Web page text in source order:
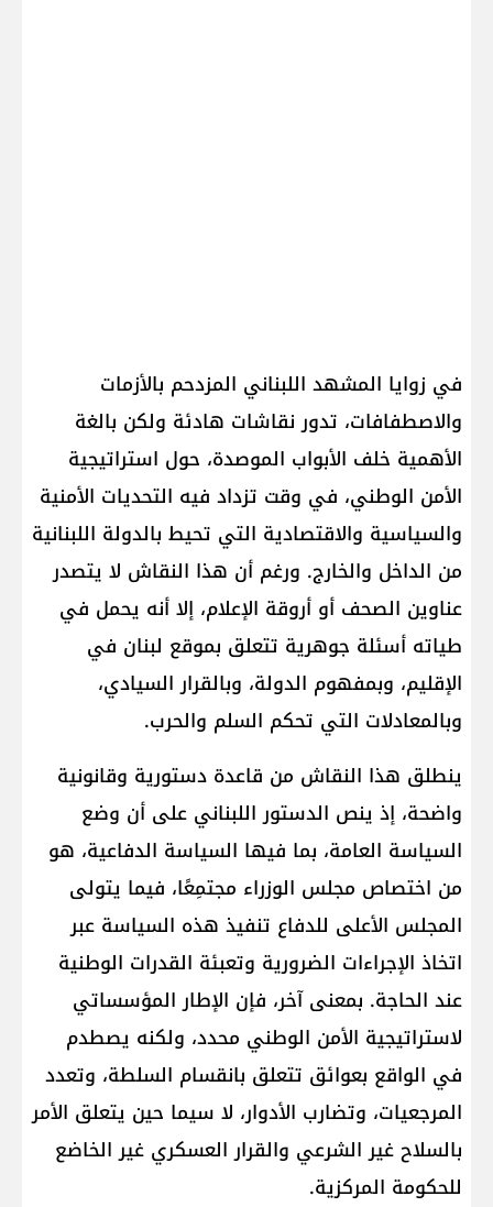
في زوايا المشهد اللبناني المزدحم بالأزمات
والاصطفافات، تدور نقاشات هادئة ولكن بالغة
الأهمية خلف الأبواب الموصدة، حول استراتيجية
الأمن الوطني، في وقت تزداد فيه التحديات الأمنية
والسياسية والاقتصادية التي تحيط بالدولة اللبنانية
من الداخل والخارج. ورغم أن هذا النقاش لا يتصدر
عناوين الصحف أو أروقة الإعلام، إلا أنه يحمل في
طياته أسئلة جوهرية تتعلق بموقع لبنان في
الإقليم، وبمفهوم الدولة، وبالقرار السيادي،
وبالمعادلات التي تحكم السلم والحرب.
ينطلق هذا النقاش من قاعدة دستورية وقانونية
واضحة، إذ ينص الدستور اللبناني على أن وضع
السياسة العامة، بما فيها السياسة الدفاعية، هو
من اختصاص مجلس الوزراء مجتمِعًا، فيما يتولى
المجلس الأعلى للدفاع تنفيذ هذه السياسة عبر
اتخاذ الإجراءات الضرورية وتعبئة القدرات الوطنية
عند الحاجة. بمعنى آخر، فإن الإطار المؤسساتي
لاستراتيجية الأمن الوطني محدد، ولكنه يصطدم
في الواقع بعوائق تتعلق بانقسام السلطة، وتعدد
المرجعيات، وتضارب الأدوار، لا سيما حين يتعلق الأمر
بالسلاح غير الشرعي والقرار العسكري غير الخاضع
للحكومة المركزية.